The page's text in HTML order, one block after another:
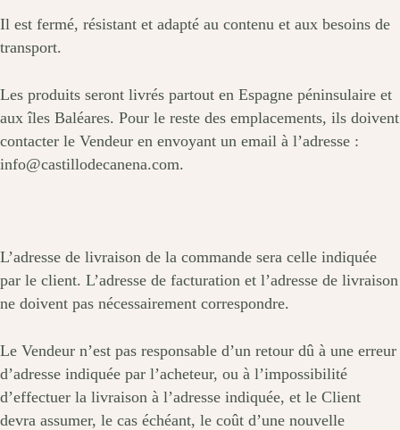
Il est fermé, résistant et adapté au contenu et aux besoins de
transport.
Les produits seront livrés partout en Espagne péninsulaire et
aux îles Baléares. Pour le reste des emplacements, ils doivent
contacter le Vendeur en envoyant un email à l’adresse :
info@castillodecanena.com.
L’adresse de livraison de la commande sera celle indiquée
par le client. L’adresse de facturation et l’adresse de livraison
ne doivent pas nécessairement correspondre.
Le Vendeur n’est pas responsable d’un retour dû à une erreur
d’adresse indiquée par l’acheteur, ou à l’impossibilité
d’effectuer la livraison à l’adresse indiquée, et le Client
devra assumer, le cas échéant, le coût d’une nouvelle